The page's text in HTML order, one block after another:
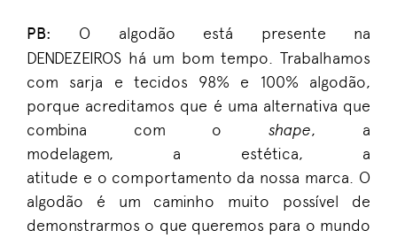
PB: O algodão está presente na
DENDEZEIROS há um bom tempo . Trabalhamos
com sarja e tecidos 98% e 100% algodão,
porque acreditamos que é uma alternativa que
combina com o shape, a
modelagem, a estética,
a
atitude e o comportamento da nossa marca
O
algodão é um caminho muito possível de
demonstrarmos o que queremos para o mundo